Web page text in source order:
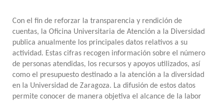
Con el fin de reforzar la transparencia y rendición de
cuentas, la Oficina Universitaria de Atención a la Diversidad
publica anualmente los principales datos relativos a su
actividad. Estas cifras recogen información sobre el número
de personas atendidas, los recursos y apoyos utilizados, así
como el presupuesto destinado a la atención a la diversidad
en la Universidad de Zaragoza. La difusión de estos datos
permite conocer de manera objetiva el alcance de la labor